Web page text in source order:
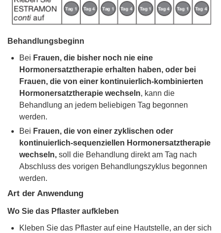
Behandlungsbeginn
Bei Frauen, die bisher noch nie eine
Hormonersatztherapie erhalten haben, oder bei
Frauen, die von einer kontinuierlich-kombinierten
Hormonersatztherapie wechseln, kann die
Behandlung an jedem beliebigen Tag begonnen
werden.
Bei Frauen, die von einer zyklischen oder
kontinuierlich-sequenziellen Hormonersatztherapie
wechseln, soll die Behandlung direkt am Tag nach
Abschluss des vorigen Behandlungszyklus begonnen
werden.
Art der Anwendung
Wo Sie das Pflaster aufkleben
Kleben Sie das Pflaster auf eine Hautstelle, an der sich